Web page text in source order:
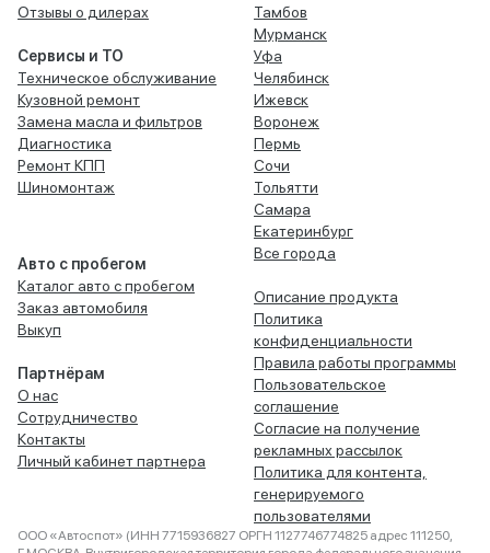
Отзывы о дилерах
Сервисы и ТО
Техническое обслуживание
Кузовной ремонт
Замена масла и фильтров
Диагностика
Ремонт КПП
Шиномонтаж
Авто с пробегом
Каталог авто с пробегом
Заказ автомобиля
Выкуп
Партнёрам
О нас
Сотрудничество
Контакты
Личный кабинет партнера
Тамбов
Мурманск
Уфа
Челябинск
Ижевск
Воронеж
Пермь
Сочи
Тольятти
Самара
Екатеринбург
Все города
Описание продукта
Политика
конфиденциальности
Правила работы программы
Пользовательское
соглашение
Согласие на получение
рекламных рассылок
Политика для контента,
генерируемого
пользователями
ООО «Автоспот» (ИНН 7715936827 ОРГН 1127746774825 адрес 111250,